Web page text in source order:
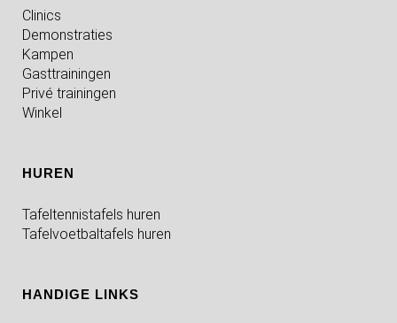
Clinics
Demonstraties
Kampen
Gasttrainingen
Privé trainingen
Winkel
HUREN
Tafeltennistafels huren
Tafelvoetbaltafels huren
HANDIGE LINKS